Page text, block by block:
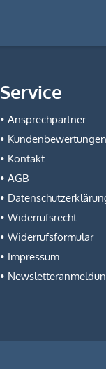
Service
Ansprechpartner
Kundenbewertungen
Kontakt
AGB
Widerrufsrecht
Widerrufsformular
Impressum